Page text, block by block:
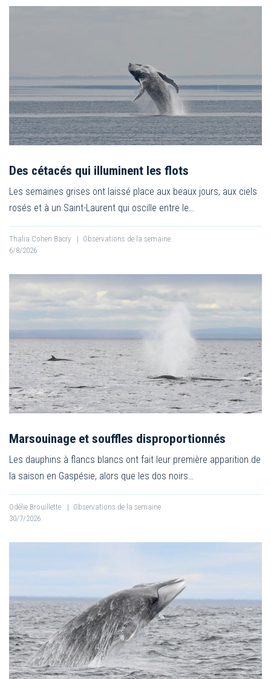
Des cétacés qui illuminent les flots
Les semaines grises ont laissé place aux beaux jours, aux ciels
rosés et à un Saint-Laurent qui oscille entre le…
Thalia Cohen Bacry | Observations de la semaine
6/8/2026
Marsouinage et souffles disproportionnés
Les dauphins à flancs blancs ont fait leur première apparition de
la saison en Gaspésie, alors que les dos noirs…
Odélie Brouillette | Observations de la semaine
30/7/2026